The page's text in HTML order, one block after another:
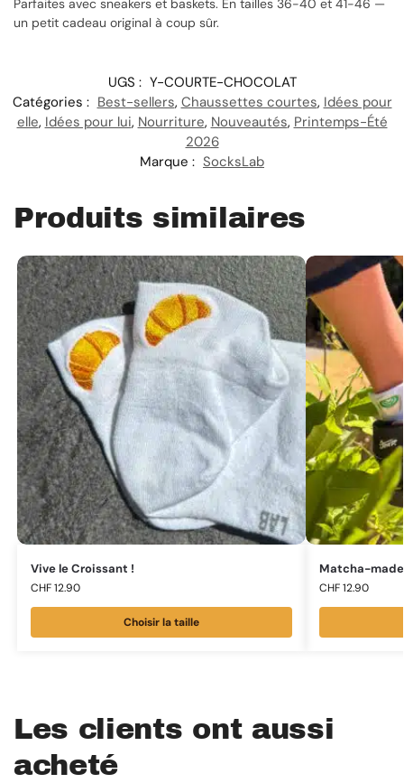
Parfaites avec sneakers et baskets. En tailles 36-40 et 41-46 —
un petit cadeau original à coup sûr.
UGS : Y-COURTE-CHOCOLAT
Catégories : Best-sellers, Chaussettes courtes, Idées pour
elle, Idées pour lui, Nourriture, Nouveautés, Printemps-Été
2026
Marque : SocksLab
Produits similaires
Vive le Croissant !
CHF12.90
Choisir la taille
Matcha-
CHF12.90
Les clients ont aussi
acheté